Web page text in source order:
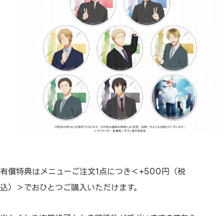
有償特典はメニューご注文1点につき＜+500円（税
込）＞でおひとつご購入いただけます。